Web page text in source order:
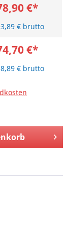
€*
€ brutto
€*
€ brutto